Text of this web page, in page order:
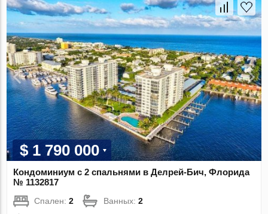
$ 1 790 000
Кондоминиум с 2 спальнями в Делрей-Бич, Флорида
№ 1132817
Спален:2 Ванных:2